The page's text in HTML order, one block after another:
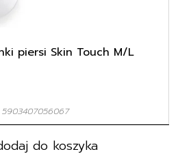
piersi Skin Touch M/L
5903407056067
do koszyka